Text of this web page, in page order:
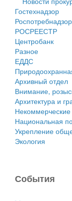
Собрание
Городское
Сельские
Гостехнадзор
Роспотребнадзор
РОСРЕЕСТР
Центробанк
Разное
ЕДДС
Архивный отдел
Внимание,
Архитектура и
Некоммерческие
Национальная
Укрепление
Экология
События